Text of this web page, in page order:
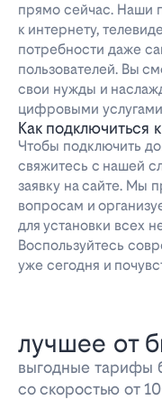
прямо сейчас. Наши
к интернету,
потребности даже
пользователей. Вы
свои нужды и
цифровыми
Как подключиться
Чтобы подключить
свяжитесь с нашей
заявку на сайте. Мы
вопросам и
для установки всех
Воспользуйтесь
уже сегодня и
лучшее от
выгодные тарифы
со скоростью от